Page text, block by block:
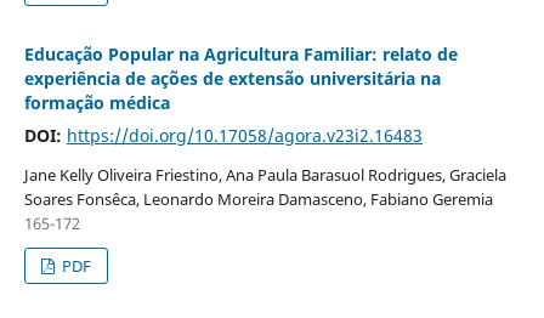
Educação Popular na Agricultura Familiar: relato de
experiência de ações de extensão universitária na
formação médica
DOI: https://doi.org/10.17058/agora.v23i2.16483
Jane Kelly Oliveira Friestino, Ana Paula Barasuol Rodrigues, Graciela
Soares Fonsêca, Leonardo Moreira Damasceno, Fabiano Geremia
165-172
PDF